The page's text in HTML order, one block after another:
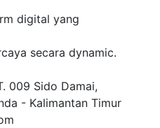
digital yang
secara dynamic.
009 Sido Damai,
- Kalimantan Timur